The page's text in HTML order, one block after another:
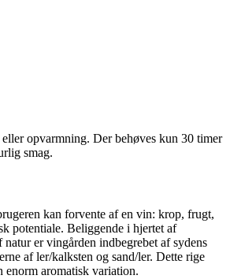
opvarmning. Der behøves kun 30 timer
smag.
kan forvente af en vin: krop, frugt,
potentiale. Beliggende i hjertet af
er vingården indbegrebet af sydens
af ler/kalksten og sand/ler. Dette rige
aromatisk variation.